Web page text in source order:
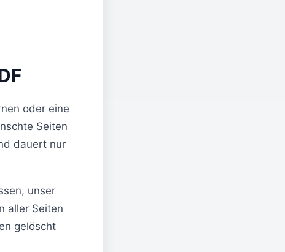
oder eine
Seiten
dauert nur
unser
aller Seiten
gelöscht